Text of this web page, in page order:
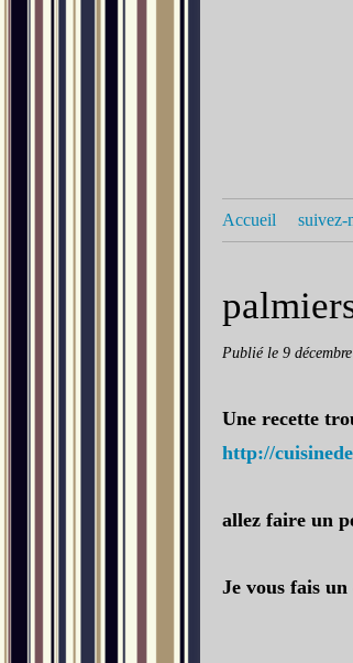
Accueil suivez-
Publié le 9
Une recette
http://
allez faire un
Je vous fais